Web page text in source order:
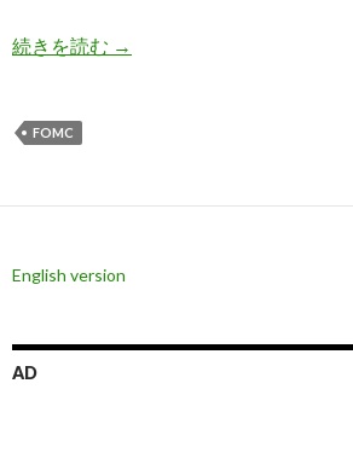
続きを読む 7月26日FOMC会合がタカ
→
FOMC
English version
AD